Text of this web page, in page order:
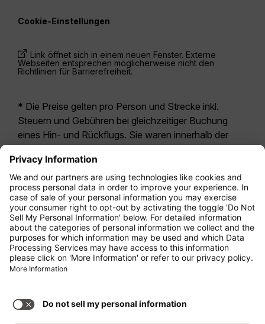
Cookie-Einstellungen
Link öffnet sich in einem neuen Fenster. Externe
Webseiten entsprechen möglicherweise nicht den
Richtlinien für Barrierefreiheit.
* Die Preise gelten pro Person und Strecke inkl.
Steuern und Gebühren bei gleichzeitiger Buchung
eines Hin- und Rückflugs. Sie waren innerhalb der
letzten 24 Stunden verfügbar und sind
möglicherweise nicht mehr aktuell. Bei den für die
Economy Class angegebenen Tarifen handelt es
sich i.d.R. um Economy Zero, unsere restriktivste
Tarifoption. Es können hierfür zusätzliche Gebühren
fürAufgabegepäck oder für andere optionale
Leistungen anfallen. Es gelten dieAllgemeinen
Geschäftsbedingungen .